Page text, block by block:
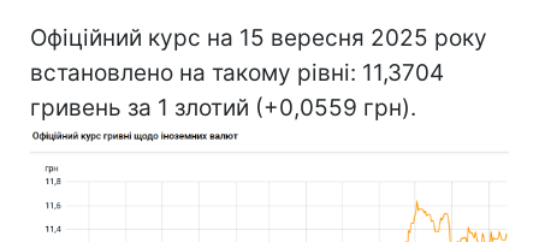
Офіційний курс на 15 вересня 2025 року
встановлено на такому рівні: 11,3704
гривень за 1 злотий (+0,0559 грн).